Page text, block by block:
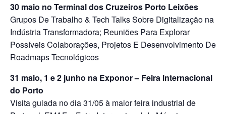
30 maio no Terminal dos Cruzeiros Porto Leixões
Grupos De Trabalho & Tech Talks Sobre Digitalização na
Indústria Transformadora; Reuniões Para Explorar
Possíveis Colaborações, Projetos E Desenvolvimento De
Roadmaps Tecnológicos
31 maio, 1 e 2 junho na Exponor – Feira Internacional
do Porto
Visita guiada no dia 31/05 à maior feira industrial de